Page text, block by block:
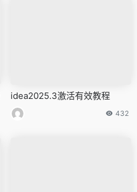
idea2025.3激活有效教程
432